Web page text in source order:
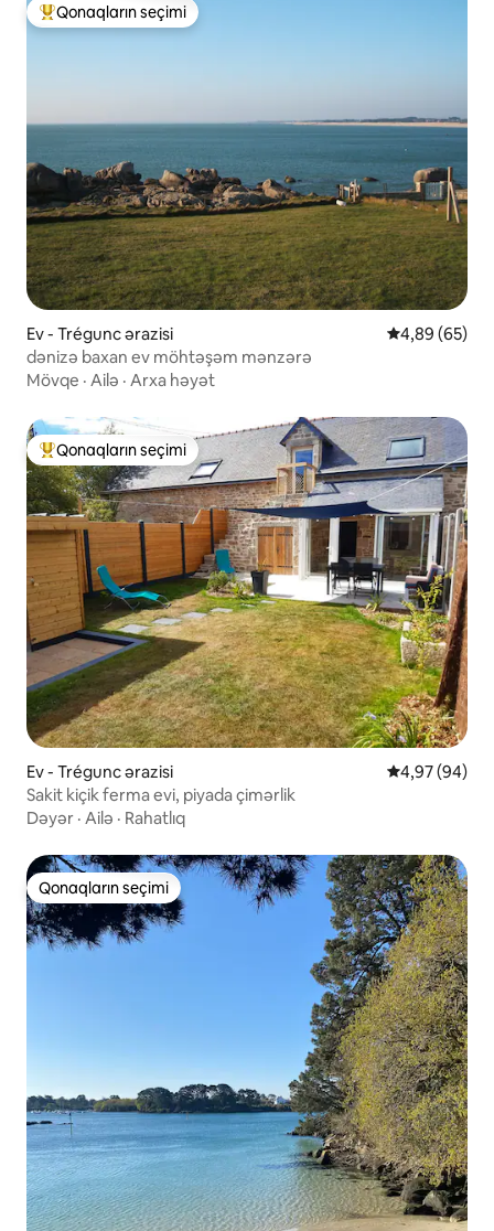
Populyar "Qonaqların seçimi"
Qonaqların seçimi
Ev - Trégunc ərazisi Ortalama
4,89 (65)
dənizə baxan ev möhtəşəm mənzərə
Mövqe · Ailə · Arxa həyət
Populyar "Qonaqların seçimi"
Qonaqların seçimi
Ev - Trégunc ərazisi Ortalama
4,97 (94)
Sakit kiçik ferma evi, piyada çimərlik
Dəyər · Ailə · Rahatlıq
Qonaqların seçimi
Qonaqların seçimi